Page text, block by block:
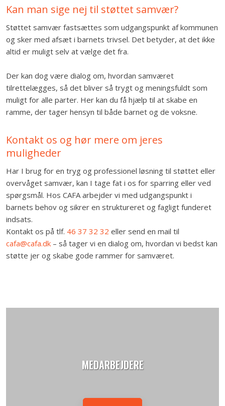
Kan man sige nej til støttet samvær?
Støttet samvær fastsættes som udgangspunkt af kommunen
og sker med afsæt i barnets trivsel. Det betyder, at det ikke
altid er muligt selv at vælge det fra.
Der kan dog være dialog om, hvordan samværet
tilrettelægges, så det bliver så trygt og meningsfuldt som
muligt for alle parter. Her kan du få hjælp til at skabe en
ramme, der tager hensyn til både barnet og de voksne.
Kontakt os og hør mere om jeres
muligheder
Har I brug for en tryg og professionel løsning til støttet eller
overvåget samvær, kan I tage fat i os for sparring eller ved
spørgsmål. Hos CAFA arbejder vi med udgangspunkt i
barnets behov og sikrer en struktureret og fagligt funderet
indsats.
Kontakt os på tlf. 46 37 32 32 eller send en mail til
cafa@cafa.dk– så tager vi en dialog om, hvordan vi bedst kan
støtte jer og skabe gode rammer for samværet.
MEDARBEJDERE